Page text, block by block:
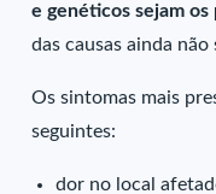
e genéticos sejam
das causas ainda
Os sintomas mais
seguintes:
dor no local